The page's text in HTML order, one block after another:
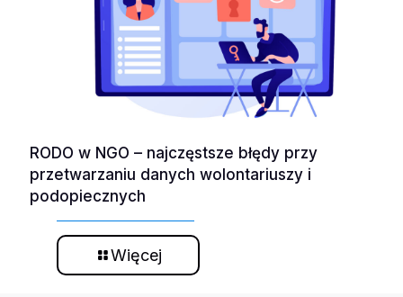
RODO w NGO – najczęstsze błędy przy
przetwarzaniu danych wolontariuszy i
podopiecznych
Więcej